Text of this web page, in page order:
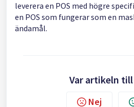
leverera en POS med högre
en POS som fungerar som en
ändamål.
Var artikeln
Nej